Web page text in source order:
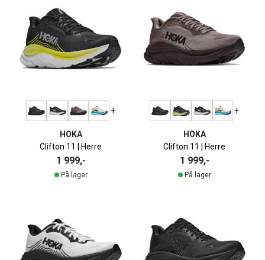
+
HOKA
Clifton 11 | Herre
1 999,-
På lager
+
HOKA
Clifton 11 | Herre
1 999,-
På lager